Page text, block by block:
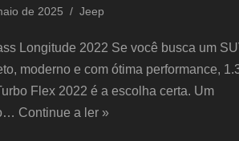
de 2025
Jeep
Longitude 2022 Se você busca um
moderno e com ótima performance,
Flex 2022 é a escolha certa. Um
Continue a ler »